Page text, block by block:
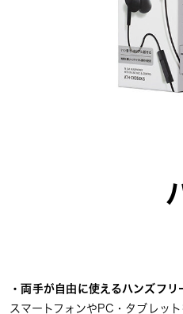
・両手が自由に使えるハンズフリ
スマートフォンやPC・タブレッ